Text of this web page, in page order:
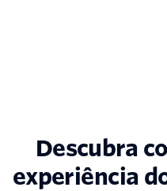
Descubra
experiência